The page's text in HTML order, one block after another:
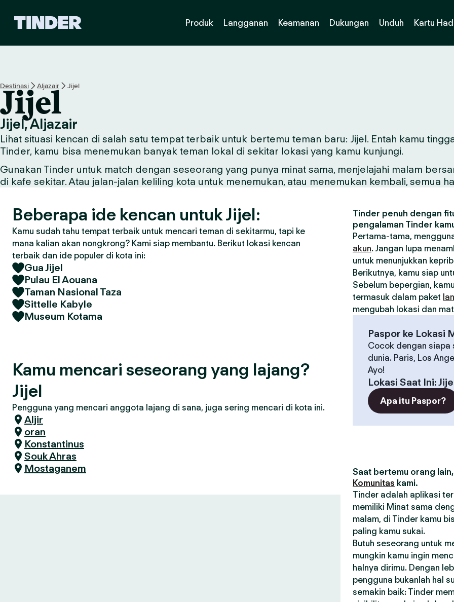
e
r
Produk Langganan Keamanan Dukungan Unduh Kartu
Destinasi Aljazair Jijel
Jijel
Jijel, Aljazair
Lihat situasi kencan di salah satu tempat terbaik untuk bertemu teman baru: Jijel. Entah kamu
Tinder, kamu bisa menemukan banyak teman lokal di sekitar lokasi yang kamu kunjungi.
Gunakan Tinder untuk match dengan seseorang yang punya minat sama, menjelajahi malam
di kafe sekitar. Atau jalan-jalan keliling kota untuk menemukan, atau menemukan kembali, semua
Beberapa ide kencan untuk Jijel:
Kamu sudah tahu tempat terbaik untuk mencari teman di sekitarmu, tapi ke
mana kalian akan nongkrong? Kami siap membantu. Berikut lokasi kencan
terbaik dan ide populer di kota ini:
Gua Jijel
Pulau El Aouana
Taman Nasional Taza
Sittelle Kabyle
Museum Kotama
Kamu mencari seseorang yang lajang?
Jijel
Pengguna yang mencari anggota lajang di sana, juga sering mencari di kota ini.
Aljir
oran
Konstantinus
Souk Ahras
Mostaganem
Tinder penuh dengan
pengalaman Tinder
Pertama-tama,
akun. Jangan lupa
untuk menunjukkan
Berikutnya, kamu siap
Sebelum bepergian,
termasuk dalam paket
mengubah lokasi dan
Paspor ke Lokasi
Cocok dengan siapa
dunia. Paris, Los
Ayo!
Lokasi Saat Ini:
Apa itu Paspor?
Saat bertemu orang
Komunitas kami.
Tinder adalah aplikasi
memiliki Minat sama
malam, di Tinder kamu
paling kamu sukai.
Butuh seseorang untuk
mungkin kamu ingin
halnya dirimu. Dengan
pengguna bukanlah hal
semakin baik: Tinder